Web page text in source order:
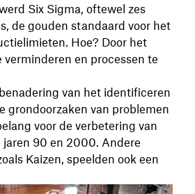
Six Sigma, oftewel zes
de gouden standaard voor het
Hoe? Door het
en processen te
van het identificeren
grondoorzaken van problemen
voor de verbetering van
90 en 2000. Andere
Kaizen, speelden ook een